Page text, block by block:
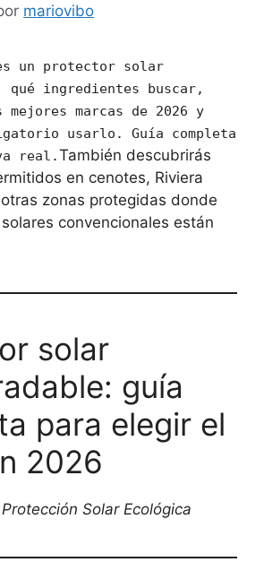
mariovibo
un protector solar
qué ingredientes buscar,
marcas de 2026 y
usarlo. Guía completa
real.También descubrirás
en cenotes, Riviera
zonas protegidas donde
convencionales están
solar
guía
para elegir el
2026
Solar Ecológica